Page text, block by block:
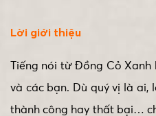
Lời giới thiệu
Tiếng nói từ Đồng Cỏ
và các bạn. Dù quý vị là ai,
thành công hay thất bại…